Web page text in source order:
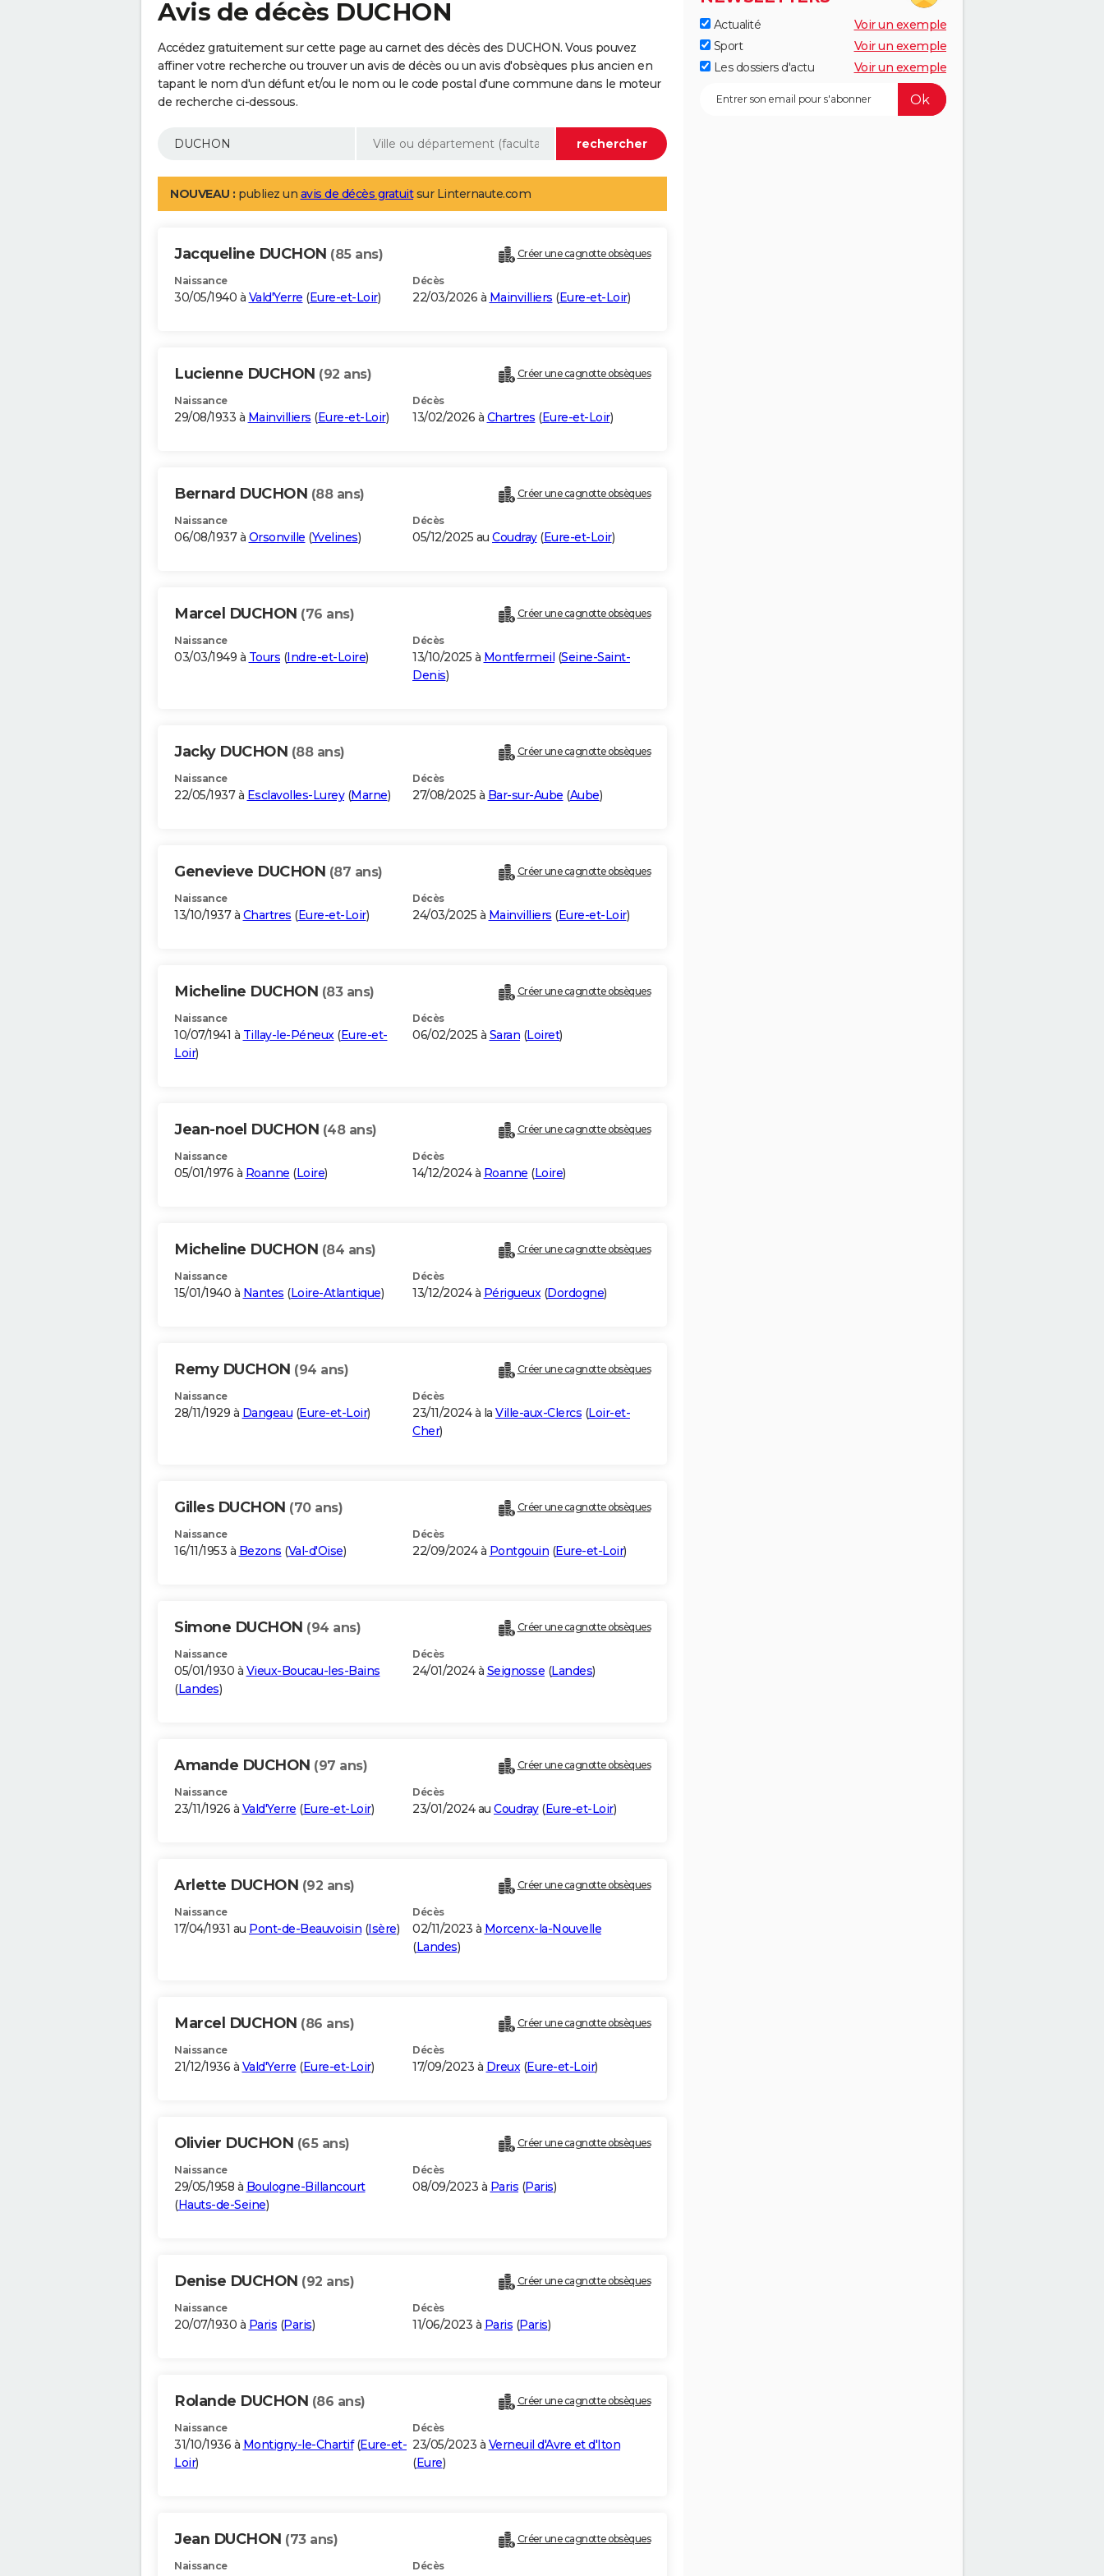
Avis de décès DUCHON
Accédez gratuitement sur cette page au carnet des décès des DUCHON. Vous pouvez
affiner votre recherche ou trouver un avis de décès ou un avis d'obsèques plus ancien en
tapant le nom d'un défunt et/ou le nom ou le code postal d'une commune dans le moteur
de recherche ci-dessous.
NOUVEAU : publiez un avis de décès gratuitsur Linternaute.com
Jacqueline DUCHON (85 ans) Créer une cagnotte obsèques
Naissance
30/05/1940 à Vald'Yerre (Eure-et-Loir)
Décès
22/03/2026 à Mainvilliers (Eure-et-Loir)
Lucienne DUCHON (92 ans) Créer une cagnotte obsèques
Naissance
29/08/1933 à Mainvilliers (Eure-et-Loir)
Décès
13/02/2026 à Chartres (Eure-et-Loir)
Bernard DUCHON (88 ans) Créer une cagnotte obsèques
Naissance
06/08/1937 à Orsonville (Yvelines)
Décès
05/12/2025 au Coudray(Eure-et-Loir)
Marcel DUCHON (76 ans) Créer une cagnotte obsèques
Naissance
03/03/1949 à Tours (Indre-et-Loire)
Décès
13/10/2025 à Montfermeil (Seine-Saint-
Denis)
Jacky DUCHON (88 ans) Créer une cagnotte obsèques
Naissance
22/05/1937 à Esclavolles-Lurey(Marne)
Décès
27/08/2025 à Bar-sur-Aube (Aube)
Genevieve DUCHON (87 ans) Créer une cagnotte obsèques
Naissance
13/10/1937 à Chartres (Eure-et-Loir)
Décès
24/03/2025 à Mainvilliers (Eure-et-Loir)
Micheline DUCHON (83 ans) Créer une cagnotte obsèques
Naissance
10/07/1941 à Tillay-le-Péneux(Eure-et-
Loir)
Décès
06/02/2025 à Saran (Loiret)
Jean-noel DUCHON (48 ans) Créer une cagnotte obsèques
Naissance
05/01/1976 à Roanne (Loire)
Décès
14/12/2024 à Roanne (Loire)
Micheline DUCHON (84 ans) Créer une cagnotte obsèques
Naissance
15/01/1940 à Nantes (Loire-Atlantique)
Décès
13/12/2024 à Périgueux(Dordogne)
Remy DUCHON (94 ans) Créer une cagnotte obsèques
Naissance
28/11/1929 à Dangeau (Eure-et-Loir)
Décès
23/11/2024 à la Ville-aux-Clercs (Loir-et-
Cher)
Gilles DUCHON (70 ans) Créer une cagnotte obsèques
Naissance
16/11/1953 à Bezons (Val-d'Oise)
Décès
22/09/2024 à Pontgouin (Eure-et-Loir)
Simone DUCHON (94 ans) Créer une cagnotte obsèques
Naissance
05/01/1930 à Vieux-Boucau-les-Bains
(Landes)
Décès
24/01/2024 à Seignosse (Landes)
Amande DUCHON (97 ans) Créer une cagnotte obsèques
Naissance
23/11/1926 à Vald'Yerre (Eure-et-Loir)
Décès
23/01/2024 au Coudray(Eure-et-Loir)
Arlette DUCHON (92 ans) Créer une cagnotte obsèques
Naissance
17/04/1931 au Pont-de-Beauvoisin (Isère)
Décès
02/11/2023 à Morcenx-la-Nouvelle
(Landes)
Marcel DUCHON (86 ans) Créer une cagnotte obsèques
Naissance
21/12/1936 à Vald'Yerre (Eure-et-Loir)
Décès
17/09/2023 à Dreux(Eure-et-Loir)
Olivier DUCHON (65 ans) Créer une cagnotte obsèques
Naissance
29/05/1958 à Boulogne-Billancourt
(Hauts-de-Seine)
Décès
08/09/2023 à Paris (Paris)
Denise DUCHON (92 ans) Créer une cagnotte obsèques
Naissance
20/07/1930 à Paris (Paris)
Décès
11/06/2023 à Paris (Paris)
Rolande DUCHON (86 ans) Créer une cagnotte obsèques
Naissance
31/10/1936 à Montigny-le-Chartif(Eure-et-
Loir)
Décès
23/05/2023 à Verneuil d'Avre et d'Iton
(Eure)
Jean DUCHON (73 ans) Créer une cagnotte obsèques
Naissance Décès
Actualité
Voir un exemple
Sport
Voir un exemple
Les dossiers d'actu
Voir un exemple